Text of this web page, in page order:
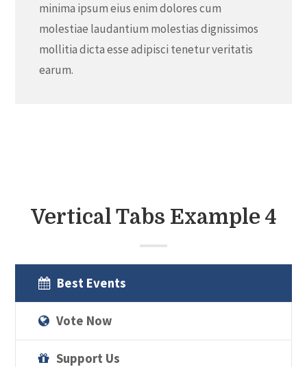
minima ipsum eius enim dolores cum
molestiae laudantium molestias dignissimos
mollitia dicta esse adipisci tenetur veritatis
earum.
Vertical Tabs Example 4
Best Events
Vote Now
Support Us